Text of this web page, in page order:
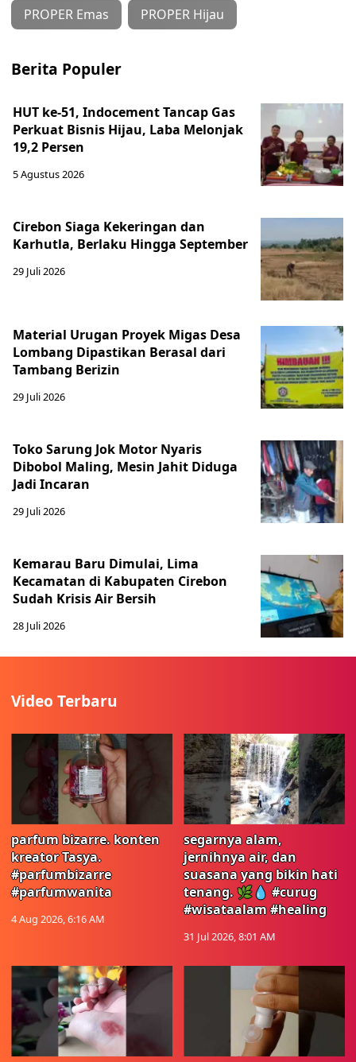
PROPER Emas PROPER Hijau
Berita Populer
HUT ke-51, Indocement Tancap Gas
Perkuat Bisnis Hijau, Laba Melonjak
19,2 Persen
5 Agustus 2026
Cirebon Siaga Kekeringan dan
Karhutla, Berlaku Hingga September
29 Juli 2026
Material Urugan Proyek Migas Desa
Lombang Dipastikan Berasal dari
Tambang Berizin
29 Juli 2026
Toko Sarung Jok Motor Nyaris
Dibobol Maling, Mesin Jahit Diduga
Jadi Incaran
29 Juli 2026
Kemarau Baru Dimulai, Lima
Kecamatan di Kabupaten Cirebon
Sudah Krisis Air Bersih
28 Juli 2026
Video Terbaru
parfum bizarre. konten
kreator Tasya.
#parfumbizarre
#parfumwanita
4 Aug 2026, 6:16 AM
segarnya alam,
jernihnya air, dan
suasana yang bikin hati
tenang. 🌿💧 #curug
#wisataalam #healing
31 Jul 2026, 8:01 AM